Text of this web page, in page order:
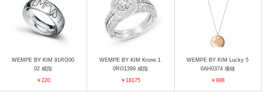
WEMPE BY KIM 91RG00
02 戒指
￥220
WEMPE BY KIM Krone 1
0RG1399 戒指
￥18175
WEMPE BY KIM Lucky 5
0AH0374 项链
￥998